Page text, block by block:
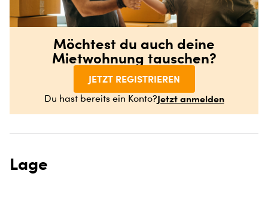
Möchtest du auch deine
Mietwohnung tauschen?
JETZT REGISTRIEREN
Du hast bereits ein Konto?Jetzt anmelden
Lage